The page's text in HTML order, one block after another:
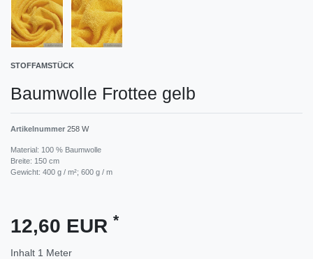
STOFFAMSTÜCK
Baumwolle Frottee gelb
Artikelnummer 258 W
Material: 100 % Baumwolle
Breite: 150 cm
Gewicht: 400 g / m²; 600 g / m
12,60 EUR *
Inhalt 1 Meter